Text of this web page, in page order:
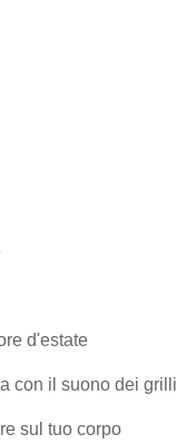
d'estate
con il suono dei grilli
sul tuo corpo